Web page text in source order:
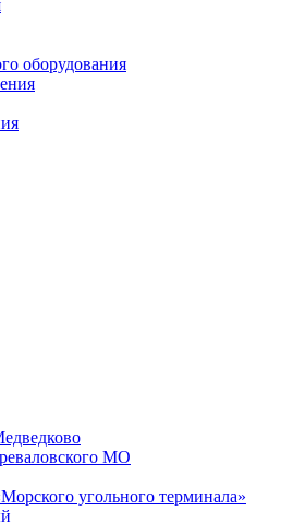
оборудования
МО
угольного терминала»